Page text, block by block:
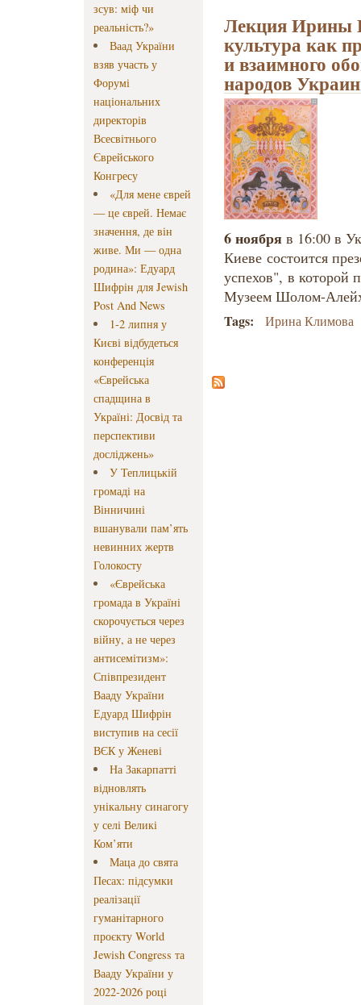
зсув: міф чи
реальність?»
Ваад України
взяв участь у
Форумі
національних
директорів
Всесвітнього
Єврейського
Конгресу
«Для мене єврей
— це єврей. Немає
значення, де він
живе. Ми — одна
родина»: Едуард
Шифрін для Jewish
Post And News
1-2 липня у
Києві відбудеться
конференція
«Єврейська
спадщина в
Україні: Досвід та
перспективи
досліджень»
У Теплицькій
громаді на
Вінничині
вшанували пам’ять
невинних жертв
Голокосту
«Єврейська
громада в Україні
скорочується через
війну, а не через
антисемітизм»:
Співпрезидент
Вааду України
Едуард Шифрін
виступив на сесії
ВЄК у Женеві
На Закарпатті
відновлять
унікальну синагогу
у селі Великі
Ком’яти
Маца до свята
Песах: підсумки
реалізації
гуманітарного
проєкту World
Jewish Congress та
Вааду України у
2022-2026 році
Лекция Ирины
культура как
и взаимного
народов
6 ноября в 16:00 в
Киеве состоится
успехов", в которой
Музеем Шолом-
Tags: Ирина Климова